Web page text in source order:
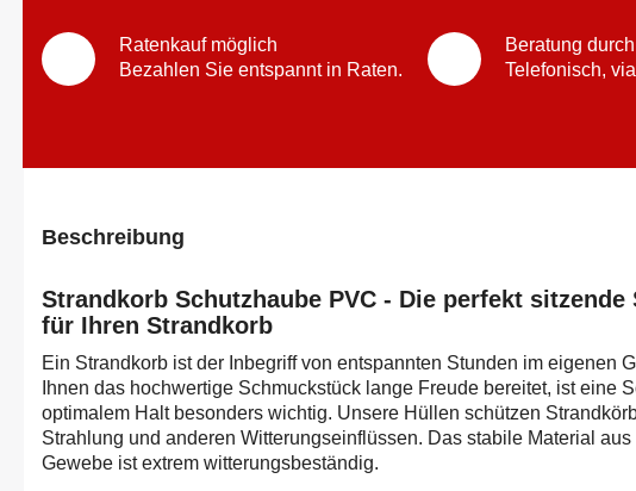
Ratenkauf möglich
Bezahlen Sie entspannt in Raten.
Beratung
Telefonisch,
Beschreibung
Strandkorb Schutzhaube PVC - Die perfekt sitzende
für Ihren Strandkorb
Ein Strandkorb ist der Inbegriff von entspannten Stunden im eigenen
Ihnen das hochwertige Schmuckstück lange Freude bereitet, ist eine
optimalem Halt besonders wichtig. Unsere Hüllen schützen
Strahlung und anderen Witterungseinflüssen. Das stabile Material
Gewebe ist extrem witterungsbeständig.